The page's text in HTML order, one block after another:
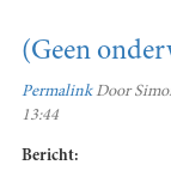
(Geen
PermalinkDoor
13:44
Bericht: